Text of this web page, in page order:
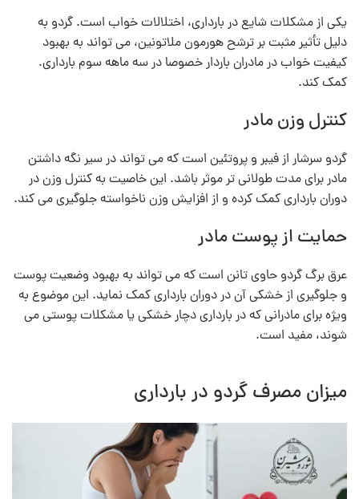
یکی از مشکلات شایع در بارداری، اختلالات خواب است. گردو به
دلیل تأثیر مثبت بر ترشح هورمون ملاتونین، می‌ تواند به بهبود
کیفیت خواب در مادران باردار خصوصا در سه ماهه سوم بارداری.
کمک کند.
کنترل وزن مادر
گردو سرشار از فیبر و پروتئین است که می‌ تواند در سیر نگه داشتن
مادر برای مدت طولانی‌ تر موثر باشد. این خاصیت به کنترل وزن در
دوران بارداری کمک کرده و از افزایش وزن ناخواسته جلوگیری می‌ کند.
حمایت از پوست مادر
عرق برگ گردو حاوی تانن است که می‌ تواند به بهبود وضعیت پوست
و جلوگیری از خشکی آن در دوران بارداری کمک نماید. این موضوع به
ویژه برای مادرانی که در بارداری دچار خشکی یا مشکلات پوستی می‌
شوند، مفید است.
میزان مصرف گردو در بارداری